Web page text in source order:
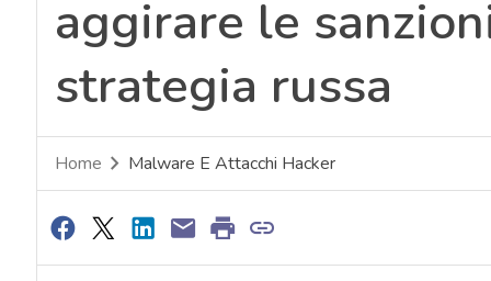
aggirare le
strategia russa
Home Malware E Attacchi Hacker